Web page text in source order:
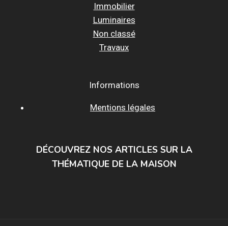
Immobilier
Luminaires
Non classé
Travaux
Informations
Mentions légales
DÉCOUVREZ NOS ARTICLES SUR LA
THÉMATIQUE DE LA MAISON